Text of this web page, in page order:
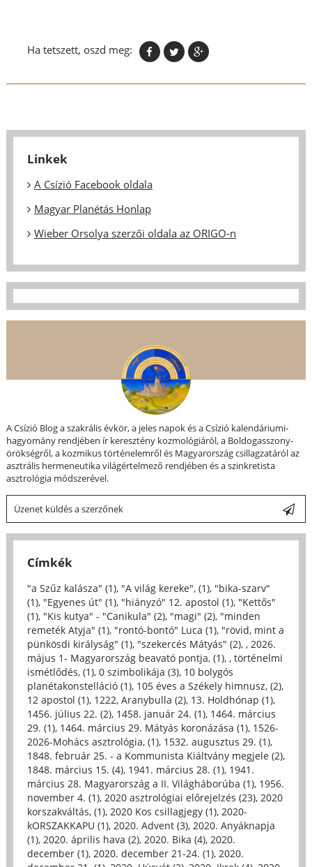
Ha tetszett, oszd meg:
Linkek
A Csízió Facebook oldala
Magyar Planétás Honlap
Wieber Orsolya szerzői oldala az ORIGO-n
A Csízió Blog a szakrális évkör, a jeles napok és a Csízió kalendáriumi-
hagyomány rendjében ír keresztény kozmológiáról, a Boldogasszony-
örökségről, a kozmikus történelemről és Magyarország csillagzatáról az
asztrális hermeneutika világértelmező rendjében és a szinkretista
asztrológia módszerével.
Üzenet küldés a szerzőnek
Címkék
"a Szűz kalásza" (1), "A világ kereke", (1), "bika-szarv"
(1), "Egyenes út" (1), "hiányzó" 12. apostol (1), "Kettős"
(1), "Kis kutya" - "Canikula" (2), "magi" (2), "minden
remeték Atyja" (1), "rontó-bontó" Luca (1), "rövid, mint a
pünkösdi királyság" (1), "szekercés Mátyás" (2), , 2026.
május 1- Magyarország beavató pontja, (1), , történelmi
ismétlődés, (1), 0 szimbolikája (3), 10 bolygós
planétakonstelláció (1), 105 éves a Székely himnusz, (2),
12 apostol (1), 1222, Aranybulla (2), 13. Holdhónap (1),
1456. július 22. (2), 1458. január 24. (1), 1464. március
29. (1), 1464. március 29. Mátyás koronázása (1), 1526-
2026-Mohács asztrológia, (1), 1532. augusztus 29. (1),
1848. február 25. - a Kommunista Kiáltvány megjele (2),
1848. március 15. (4), 1941. március 28. (1), 1941.
március 28. Magyarország a II. Világháborúba (1), 1956.
november 4. (1), 2020 asztrológiai előrejelzés (23), 2020
korszakváltás, (1), 2020 Kos csillagjegy (1), 2020-
kORSZAKKAPU (1), 2020. Advent (3), 2020. Anyáknapja
(1), 2020. április hava (2), 2020. Bika (4), 2020.
december (1), 2020. december 21-24. (1), 2020.